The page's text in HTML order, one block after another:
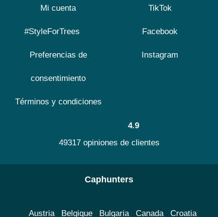
Mi cuenta
#StyleForTrees
Preferencias de
consentimiento
Términos y condiciones
TikTok
Facebook
Instagram
4.9
49317 opiniones de clientes
Caphunters
Austria Belgique Bulgaria Canada Croatia